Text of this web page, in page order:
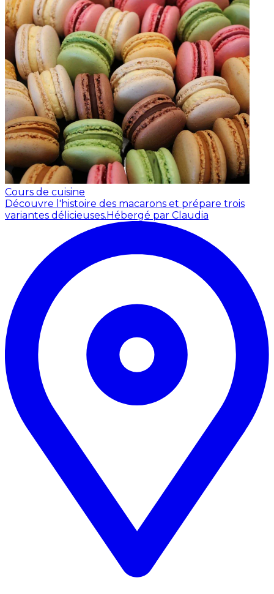
Cours de cuisine
Découvre l'histoire des macarons et prépare trois
variantes délicieuses. Hébergé par Claudia